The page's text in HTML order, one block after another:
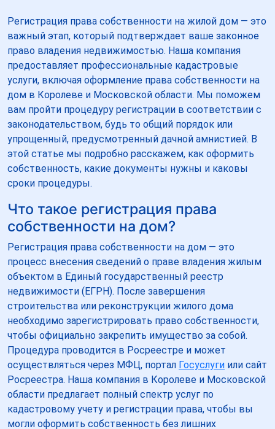
Регистрация права собственности на жилой дом — это
важный этап, который подтверждает ваше законное
право владения недвижимостью. Наша компания
предоставляет профессиональные кадастровые
услуги, включая оформление права собственности на
дом в Королеве и Московской области. Мы поможем
вам пройти процедуру регистрации в соответствии с
законодательством, будь то общий порядок или
упрощенный, предусмотренный дачной амнистией. В
этой статье мы подробно расскажем, как оформить
собственность, какие документы нужны и каковы
сроки процедуры.
Что такое регистрация права
собственности на дом?
Регистрация права собственности на дом — это
процесс внесения сведений о праве владения жилым
объектом в Единый государственный реестр
недвижимости (ЕГРН). После завершения
строительства или реконструкции жилого дома
необходимо зарегистрировать право собственности,
чтобы официально закрепить имущество за собой.
Процедура проводится в Росреестре и может
осуществляться через МФЦ, портал Госуслуги или сайт
Росреестра. Наша компания в Королеве и Московской
области предлагает полный спектр услуг по
кадастровому учету и регистрации права, чтобы вы
могли оформить собственность без лишних